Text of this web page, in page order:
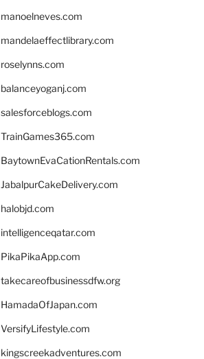
manoelneves.com
mandelaeffectlibrary.com
roselynns.com
balanceyoganj.com
salesforceblogs.com
TrainGames365.com
BaytownEvaCationRentals.com
JabalpurCakeDelivery.com
halobjd.com
intelligenceqatar.com
PikaPikaApp.com
takecareofbusinessdfw.org
HamadaOfJapan.com
VersifyLifestyle.com
kingscreekadventures.com